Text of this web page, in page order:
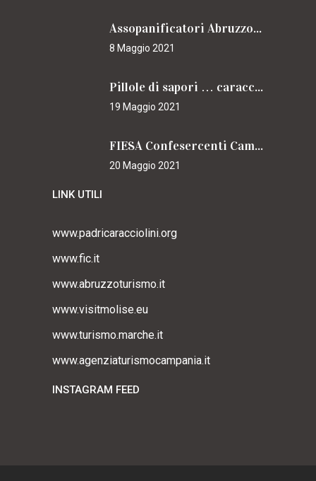
Assopanificatori Abruzzo e Molise insieme per il Cammino
8 Maggio 2021
Pillole di sapori … caracciolini
19 Maggio 2021
FIESA Confesercenti Campania per il Cammino
20 Maggio 2021
LINK UTILI
www.padricaracciolini.org
www.fic.it
www.abruzzoturismo.it
www.visitmolise.eu
www.turismo.marche.it
www.agenziaturismocampania.it
INSTAGRAM FEED